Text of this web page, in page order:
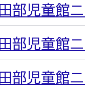
部児童館
部児童館
部児童館